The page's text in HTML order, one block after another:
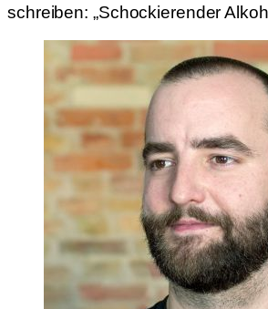
schreiben: „Schockierender